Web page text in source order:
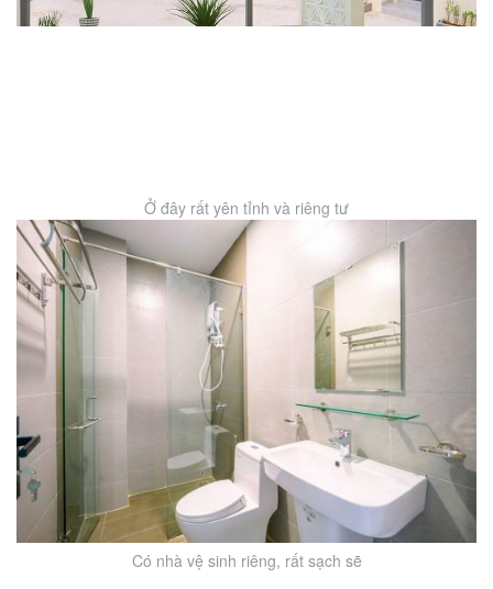
Ở đây rất yên tỉnh và riêng tư
Có nhà vệ sinh riêng, rất sạch sẽ